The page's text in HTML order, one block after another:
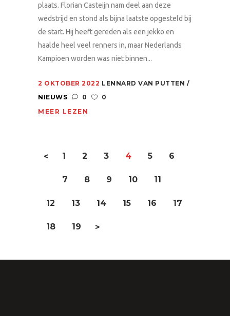
plaats. Florian Casteijn nam deel aan deze
wedstrijd en stond als bijna laatste opgesteld bij
de start. Hij heeft gereden als een jekko en
haalde heel veel renners in, maar Nederlands
Kampioen worden was niet binnen...
2 OKTOBER 2022 LENNARD VAN PUTTEN
NIEUWS
0
0
MEER LEZEN
< 1 2 3 4 5 6
7 8 9 10 11
12 13 14 15 16 17
18 19 >